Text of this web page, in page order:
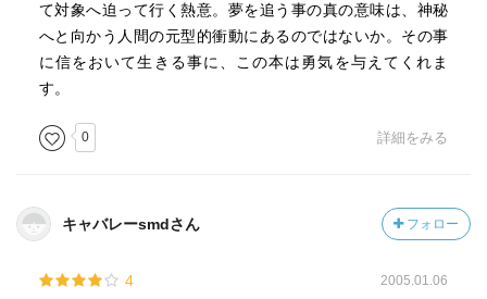
て対象へ迫って行く熱意。夢を追う事の真の意味は、神秘
へと向かう人間の元型的衝動にあるのではないか。その事
に信をおいて生きる事に、この本は勇気を与えてくれま
す。
0 詳細をみる
キャバレーsmdさん フォロー
4 2005.01.06